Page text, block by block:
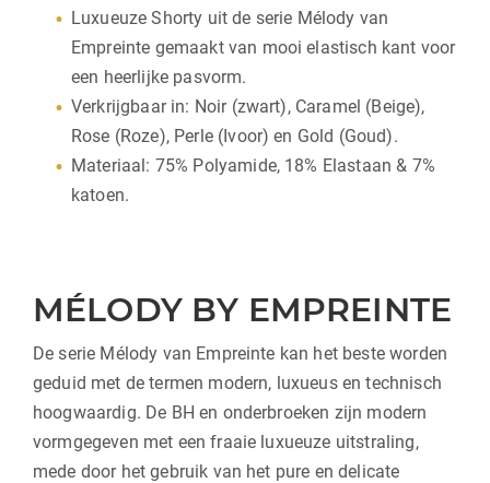
Luxueuze Shorty uit de serie Mélody van
Empreinte gemaakt van mooi elastisch kant voor
een heerlijke pasvorm.
Verkrijgbaar in: Noir (zwart), Caramel (Beige),
Rose (Roze), Perle (Ivoor) en Gold (Goud).
Materiaal: 75% Polyamide, 18% Elastaan & 7%
katoen.
MÉLODY BY EMPREINTE
De serie Mélody van Empreinte kan het beste worden
geduid met de termen modern, luxueus en technisch
hoogwaardig. De BH en onderbroeken zijn modern
vormgegeven met een fraaie luxueuze uitstraling,
mede door het gebruik van het pure en delicate